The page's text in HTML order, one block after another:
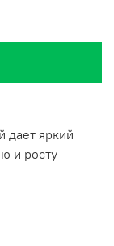
дает яркий
и росту